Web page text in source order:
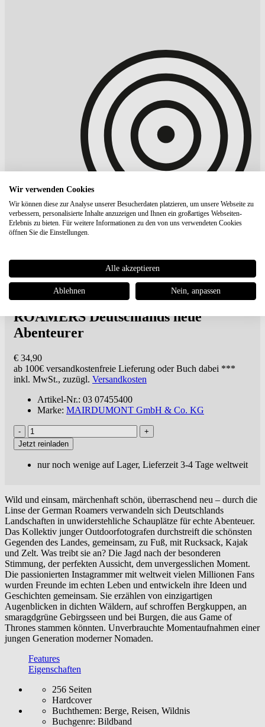
MAIRDUMONT GmbH & Co. KG
DuMont Bildband - GERMAN
ROAMERS Deutschlands neue
Abenteurer
€ 34,90
ab 100€ versandkostenfreie Lieferung oder Buch dabei ***
inkl. MwSt., zuzügl. Versandkosten
Artikel-Nr.: 03 07455400
Marke: MAIRDUMONT GmbH & Co. KG
Jetzt reinladen
nur noch wenige auf Lager, Lieferzeit 3-4 Tage weltweit
Wild und einsam, märchenhaft schön, überraschend neu – durch die
Linse der German Roamers verwandeln sich Deutschlands
Landschaften in unwiderstehliche Schauplätze für echte Abenteuer.
Das Kollektiv junger Outdoorfotografen durchstreift die schönsten
Gegenden des Landes, gemeinsam, zu Fuß, mit Rucksack, Kajak
und Zelt. Was treibt sie an? Die Jagd nach der besonderen
Stimmung, der perfekten Aussicht, dem unvergesslichen Moment.
Die passionierten Instagrammer mit weltweit vielen Millionen Fans
wurden Freunde im echten Leben und entwickeln ihre Ideen und
Geschichten gemeinsam. Sie erzählen von einzigartigen
Augenblicken in dichten Wäldern, auf schroffen Bergkuppen, an
smaragdgrüne Gebirgsseen und bei Burgen, die aus Game of
Thrones stammen könnten. Unverbrauchte Momentaufnahmen einer
jungen Generation moderner Nomaden.
Features
Eigenschaften
256 Seiten
Hardcover
Buchthemen: Berge, Reisen, Wildnis
Buchgenre: Bildband
Wir verwenden Cookies
Wir können diese zur Analyse unserer Besucherdaten platzieren, um unsere Webseite zu
verbessern, personalisierte Inhalte anzuzeigen und Ihnen ein großartiges Webseiten-
Erlebnis zu bieten. Für weitere Informationen zu den von uns verwendeten Cookies
öffnen Sie die Einstellungen.
Alle akzeptieren
Ablehnen Nein, anpassen